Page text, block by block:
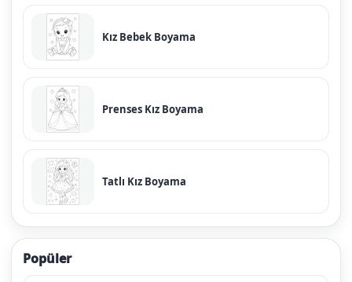
Kız Bebek Boyama
Prenses Kız Boyama
Tatlı Kız Boyama
Popüler